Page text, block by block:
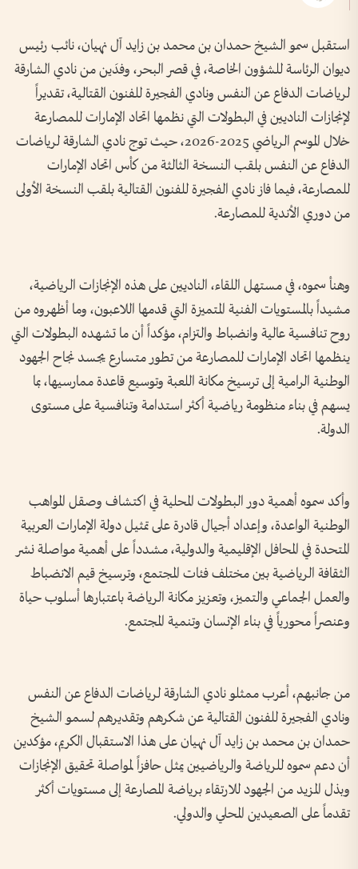
استقبل سمو الشيخ حمدان بن محمد بن زايد آل نهيان، نائب رئيس
ديوان الرئاسة للشؤون الخاصة، في قصر البحر، وفدَين من نادي الشارقة
لرياضات الدفاع عن النفس ونادي الفجيرة للفنون القتالية، تقديراً
لإنجازات الناديين في البطولات التي نظمها اتحاد الإمارات للمصارعة
خلال الموسم الرياضي 2025-2026، حيث توج نادي الشارقة لرياضات
الدفاع عن النفس بلقب النسخة الثالثة من كأس اتحاد الإمارات
للمصارعة، فيما فاز نادي الفجيرة للفنون القتالية بلقب النسخة الأولى
من دوري الأندية للمصارعة.
وهنأ سموه، في مستهل اللقاء، الناديين على هذه الإنجازات الرياضية،
مشيداً بالمستويات الفنية المتميزة التي قدمها اللاعبون، وما أظهروه من
روح تنافسية عالية وانضباط والتزام، مؤكداً أن ما تشهده البطولات التي
ينظمها اتحاد الإمارات للمصارعة من تطور متسارع يجسد نجاح الجهود
الوطنية الرامية إلى ترسيخ مكانة اللعبة وتوسيع قاعدة ممارسيها، بما
يسهم في بناء منظومة رياضية أكثر استدامة وتنافسية على مستوى
الدولة.
وأكد سموه أهمية دور البطولات المحلية في اكتشاف وصقل المواهب
الوطنية الواعدة، وإعداد أجيال قادرة على تمثيل دولة الإمارات العربية
المتحدة في المحافل الإقليمية والدولية، مشدداً على أهمية مواصلة نشر
الثقافة الرياضية بين مختلف فئات المجتمع، وترسيخ قيم الانضباط
والعمل الجماعي والتميز، وتعزيز مكانة الرياضة باعتبارها أسلوب حياة
وعنصراً محورياً في بناء الإنسان وتنمية المجتمع.
من جانبهم، أعرب ممثلو نادي الشارقة لرياضات الدفاع عن النفس
ونادي الفجيرة للفنون القتالية عن شكرهم وتقديرهم لسمو الشيخ
حمدان بن محمد بن زايد آل نهيان على هذا الاستقبال الكريم، مؤكدين
أن دعم سموه للرياضة والرياضيين يمثل حافزاً لمواصلة تحقيق الإنجازات
وبذل المزيد من الجهود للارتقاء برياضة المصارعة إلى مستويات أكثر
تقدماً على الصعيدين المحلي والدولي.